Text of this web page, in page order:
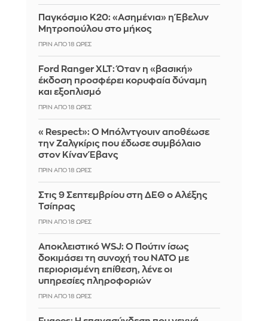
Παγκόσμιο Κ20: «Ασημένια» η Έβελυν
Μητροπούλου στο μήκος
ΠΡΙΝ ΑΠΌ 18 ΏΡΕΣ
Ford Ranger XLT: Όταν η «βασική»
έκδοση προσφέρει κορυφαία δύναμη
και εξοπλισμό
ΠΡΙΝ ΑΠΌ 18 ΏΡΕΣ
«Respect»: Ο Μπόλντγουιν αποθέωσε
την Ζαλγκίρις που έδωσε συμβόλαιο
στον Κίναν Έβανς
ΠΡΙΝ ΑΠΌ 18 ΏΡΕΣ
Στις 9 Σεπτεμβρίου στη ΔΕΘ ο Αλέξης
Τσίπρας
ΠΡΙΝ ΑΠΌ 18 ΏΡΕΣ
Αποκλειστικό WSJ: Ο Πούτιν ίσως
δοκιμάσει τη συνοχή του ΝΑΤΟ με
περιορισμένη επίθεση, λένε οι
υπηρεσίες πληροφοριών
ΠΡΙΝ ΑΠΌ 18 ΏΡΕΣ